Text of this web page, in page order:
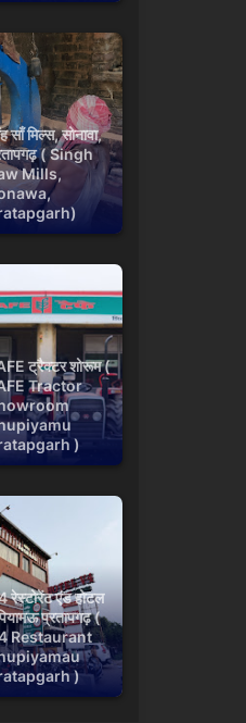
साँ मिल्स, सोनावा,
( Singh
Mills,
ट्रैक्टर शोरूम (
Tractor
)
रेस्टोरेंट एंड होटल
प्रतापगढ़ (
Restaurant
)